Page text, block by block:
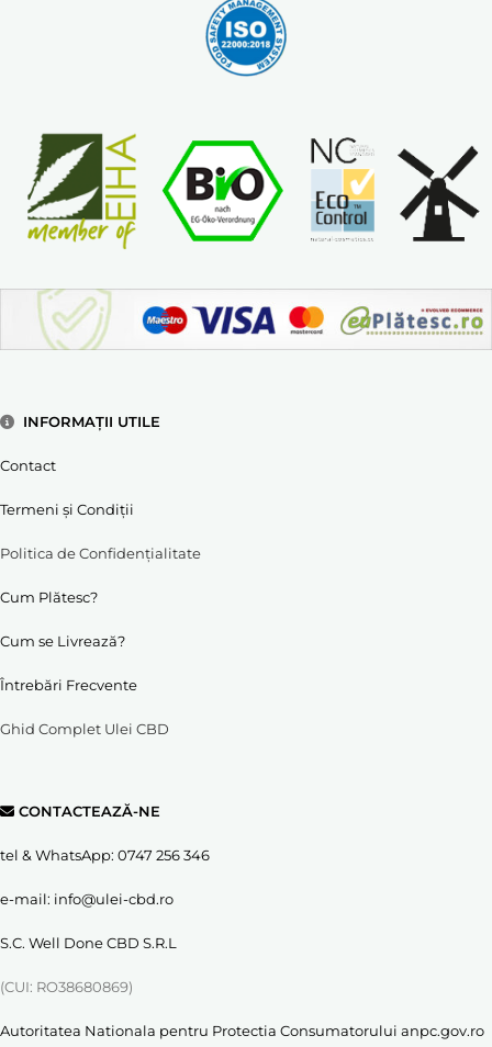
INFORMAȚII UTILE
Contact
Termeni și Condiții
Politica de Confidențialitate
Cum Plătesc?
Cum se Livrează?
Întrebări Frecvente
Ghid Complet Ulei CBD
CONTACTEAZĂ-NE
tel & WhatsApp: 0747 256 346
e-mail: info@ulei-cbd.ro
S.C. Well Done CBD S.R.L
(CUI: RO38680869)
Autoritatea Nationala pentru Protectia Consumatorului anpc.gov.ro